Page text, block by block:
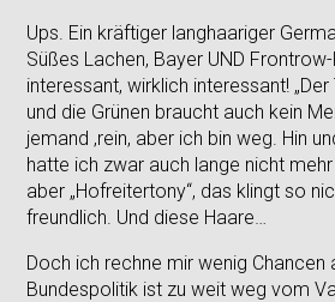
Ups. Ein kräftiger langhaariger
Süßes Lachen, Bayer UND
interessant, wirklich interessant!
und die Grünen braucht auch kein
jemand ‚rein, aber ich bin weg. Hin
hatte ich zwar auch lange nicht
aber „Hofreitertony“, das klingt so
freundlich. Und diese Haare…
Doch ich rechne mir wenig Chancen
Bundespolitik ist zu weit weg vom